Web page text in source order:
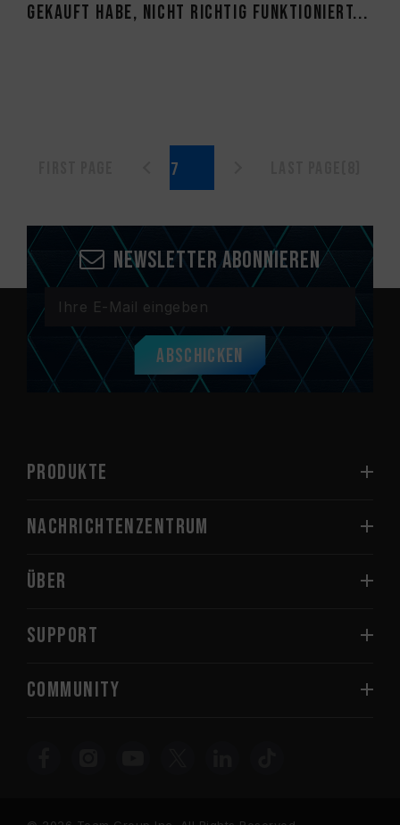
gekauft habe, nicht richtig funktioniert...
Newsletter abonnieren
Abschicken
PRODUKTE
Nachrichtenzentrum
Über
SUPPORT
COMMUNITY